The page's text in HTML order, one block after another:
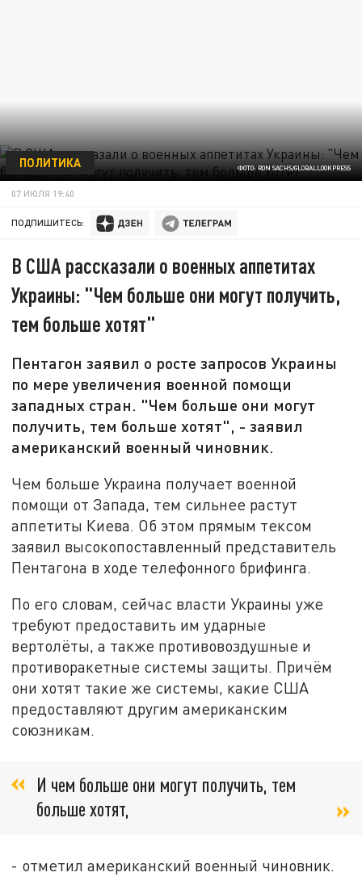
ФОТО: RON SACHS/GLOBALLOOKPRESS
ПОЛИТИКА
07 ИЮЛЯ 19:40
ПОДПИШИТЕСЬ:
В США рассказали о военных аппетитах
Украины: "Чем больше они могут получить,
тем больше хотят"
Пентагон заявил о росте запросов Украины
по мере увеличения военной помощи
западных стран. "Чем больше они могут
получить, тем больше хотят", - заявил
американский военный чиновник.
Чем больше Украина получает военной
помощи от Запада, тем сильнее растут
аппетиты Киева. Об этом прямым тексом
заявил высокопоставленный представитель
Пентагона в ходе телефонного брифинга.
По его словам, сейчас власти Украины уже
требуют предоставить им ударные
вертолёты, а также противовоздушные и
противоракетные системы защиты. Причём
они хотят такие же системы, какие США
предоставляют другим американским
союзникам.
И чем больше они могут получить, тем
больше хотят,
- отметил американский военный чиновник.